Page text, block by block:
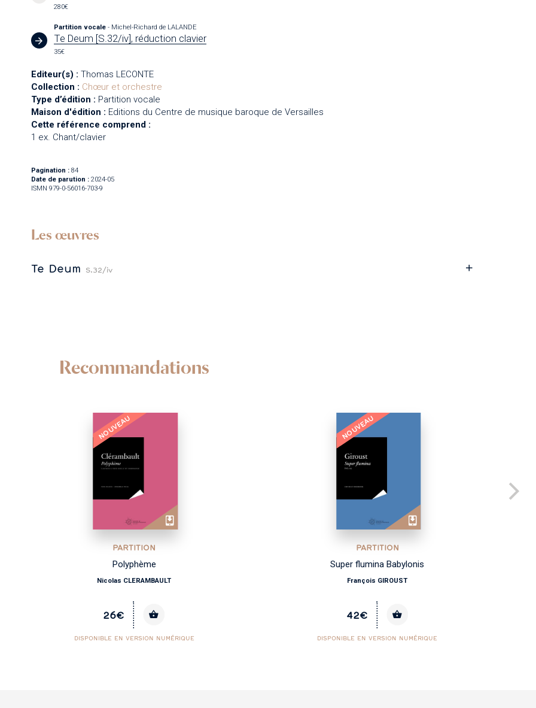
280€
Partition vocale- Michel-Richard de LALANDE
Te Deum [S.32/iv], réduction clavier
35€
Editeur(s) : Thomas LECONTE
Collection : Chœur et orchestre
Type d’édition : Partition vocale
Maison d'édition : Editions du Centre de musique baroque de Versailles
Cette référence comprend :
1 ex. Chant/clavier
Pagination : 84
Date de parution : 2024-05
ISMN 979-0-56016-703-9
Les œuvres
Te Deum S.32/iv
Recommandations
NOUVEAU
PARTITION
Polyphème
Nicolas CLERAMBAULT
26€
DISPONIBLE EN VERSION NUMÉRIQUE
NOUVEAU
PARTITION
Super flumina Babylonis
François GIROUST
42€
DISPONIBLE EN VERSION NUMÉRIQUE